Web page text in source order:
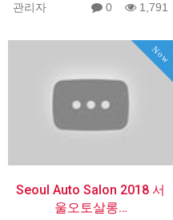
관리자 0 1,791
Now
Seoul Auto Salon 2018 서
울오토살롱…